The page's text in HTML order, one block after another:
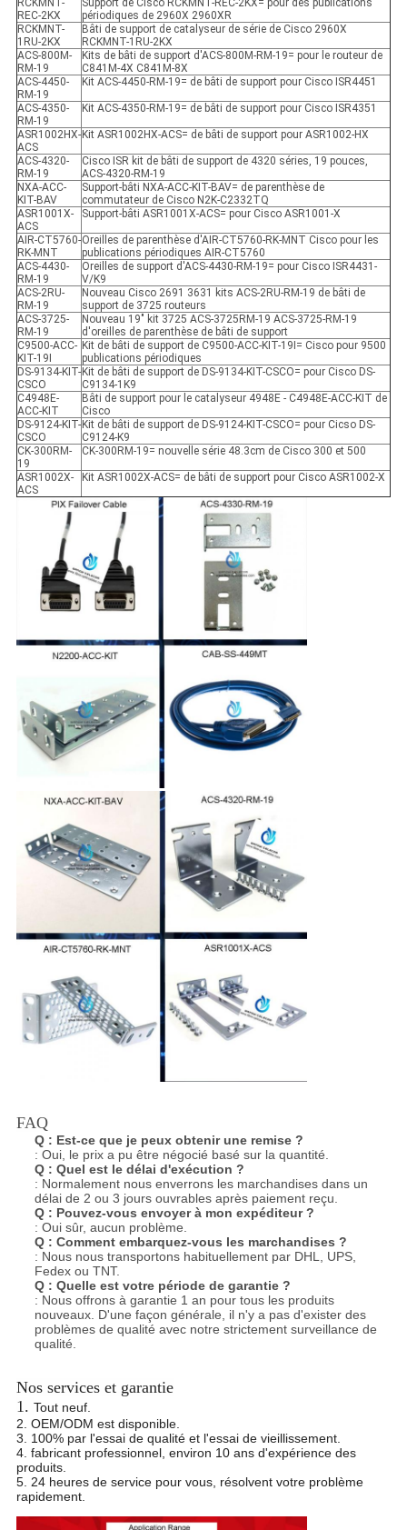
RCKMNT-
REC-2KX
Support de Cisco RCKMNT-REC-2KX= pour des publications
périodiques de 2960X 2960XR
RCKMNT-
1RU-2KX
Bâti de support de catalyseur de série de Cisco 2960X
RCKMNT-1RU-2KX
ACS-800M-
RM-19
Kits de bâti de support d'ACS-800M-RM-19= pour le routeur de
C841M-4X C841M-8X
ACS-4450-
RM-19
Kit ACS-4450-RM-19= de bâti de support pour Cisco ISR4451
ACS-4350-
RM-19
Kit ACS-4350-RM-19= de bâti de support pour Cisco ISR4351
ASR1002HX-
ACS
Kit ASR1002HX-ACS= de bâti de support pour ASR1002-HX
ACS-4320-
RM-19
Cisco ISR kit de bâti de support de 4320 séries, 19 pouces,
ACS-4320-RM-19
NXA-ACC-
KIT-BAV
Support-bâti NXA-ACC-KIT-BAV= de parenthèse de
commutateur de Cisco N2K-C2332TQ
ASR1001X-
ACS
Support-bâti ASR1001X-ACS= pour Cisco ASR1001-X
AIR-CT5760-
RK-MNT
Oreilles de parenthèse d'AIR-CT5760-RK-MNT Cisco pour les
publications périodiques AIR-CT5760
ACS-4430-
RM-19
Oreilles de support d'ACS-4430-RM-19= pour Cisco ISR4431-
V/K9
ACS-2RU-
RM-19
Nouveau Cisco 2691 3631 kits ACS-2RU-RM-19 de bâti de
support de 3725 routeurs
ACS-3725-
RM-19
Nouveau 19" kit 3725 ACS-3725RM-19 ACS-3725-RM-19
d'oreilles de parenthèse de bâti de support
C9500-ACC-
KIT-19I
Kit de bâti de support de C9500-ACC-KIT-19I= Cisco pour 9500
publications périodiques
DS-9134-KIT-
CSCO
Kit de bâti de support de DS-9134-KIT-CSCO= pour Cisco DS-
C9134-1K9
C4948E-
ACC-KIT
Bâti de support pour le catalyseur 4948E - C4948E-ACC-KIT de
Cisco
DS-9124-KIT-
CSCO
Kit de bâti de support de DS-9124-KIT-CSCO= pour Cicso DS-
C9124-K9
CK-300RM-
19
CK-300RM-19= nouvelle série 48.3cm de Cisco 300 et 500
ASR1002X-
ACS
Kit ASR1002X-ACS= de bâti de support pour Cisco ASR1002-X
FAQ
Q : Est-ce que je peux obtenir une remise ?
: Oui, le prix a pu être négocié basé sur la quantité.
Q : Quel est le délai d'exécution ?
: Normalement nous enverrons les marchandises dans un
délai de 2 ou 3 jours ouvrables après paiement reçu.
Q : Pouvez-vous envoyer à mon expéditeur ?
: Oui sûr, aucun problème.
Q : Comment embarquez-vous les marchandises ?
: Nous nous transportons habituellement par DHL, UPS,
Fedex ou TNT.
Q : Quelle est votre période de garantie ?
: Nous offrons à garantie 1 an pour tous les produits
nouveaux. D'une façon générale, il n'y a pas d'exister des
problèmes de qualité avec notre strictement surveillance de
qualité.
Nos services et garantie
1. Tout neuf.
2. OEM/ODM est disponible.
3. 100% par l'essai de qualité et l'essai de vieillissement.
4. fabricant professionnel, environ 10 ans d'expérience des
produits.
5. 24 heures de service pour vous, résolvent votre problème
rapidement.